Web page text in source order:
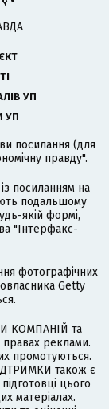
УП
УП
посилання (для
правду".
посиланням на
подальшому
якій формі,
"Інтерфакс-
фотографічних
Getty
КОМПАНІЙ та
реклами.
промотуються.
також є
цього
матеріалах.